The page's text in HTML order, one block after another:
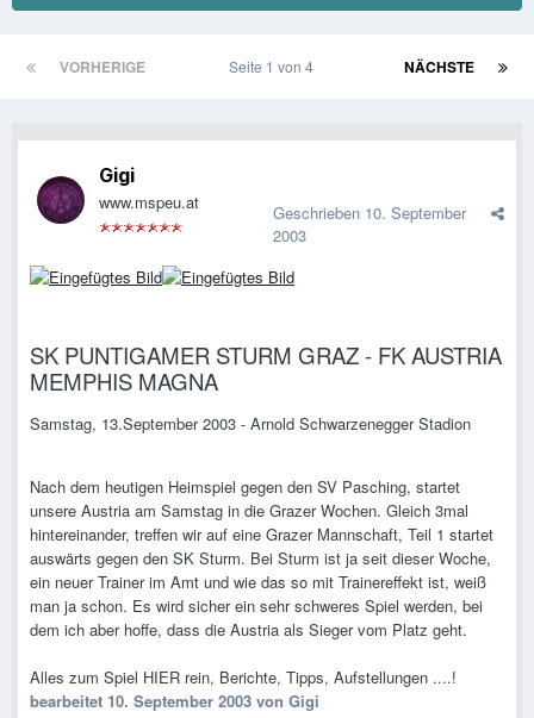
VORHERIGE NÄCHSTE
Seite 1 von 4
Gigi
www.mspeu.at Geschrieben 10. September
2003
SK PUNTIGAMER STURM GRAZ - FK AUSTRIA
MEMPHIS MAGNA
Samstag, 13.September 2003 - Arnold Schwarzenegger Stadion
Nach dem heutigen Heimspiel gegen den SV Pasching, startet
unsere Austria am Samstag in die Grazer Wochen. Gleich 3mal
hintereinander, treffen wir auf eine Grazer Mannschaft, Teil 1 startet
auswärts gegen den SK Sturm. Bei Sturm ist ja seit dieser Woche,
ein neuer Trainer im Amt und wie das so mit Trainereffekt ist, weiß
man ja schon. Es wird sicher ein sehr schweres Spiel werden, bei
dem ich aber hoffe, dass die Austria als Sieger vom Platz geht.
Alles zum Spiel HIER rein, Berichte, Tipps, Aufstellungen ....!
bearbeitet 10. September 2003 von Gigi